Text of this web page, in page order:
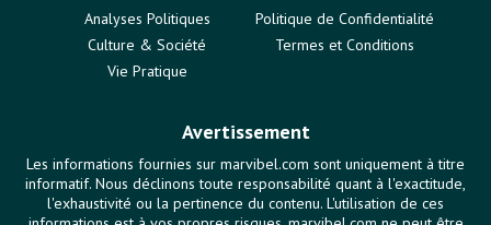
Analyses Politiques
Culture & Société
Vie Pratique
Politique de Confidentialité
Termes et Conditions
Avertissement
Les informations fournies sur marvibel.com sont uniquement à titre
informatif. Nous déclinons toute responsabilité quant à l'exactitude,
l'exhaustivité ou la pertinence du contenu. L'utilisation de ces